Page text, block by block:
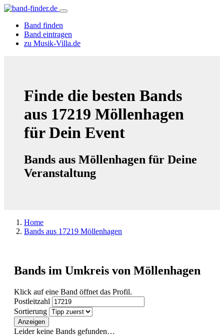
Band finden
Band eintragen
zu Musik-Villa.de
Finde die besten Bands
aus 17219 Möllenhagen
für Dein Event
Bands aus Möllenhagen für Deine
Veranstaltung
Home
Bands aus 17219 Möllenhagen
Bands im Umkreis von Möllenhagen
Klick auf eine Band öffnet das Profil.
Postleitzahl
Sortierung
Anzeigen
Leider keine Bands gefunden…